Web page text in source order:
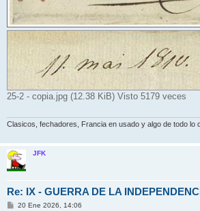
25-2 - copia.jpg (12.38 KiB) Visto 5179 veces
Clasicos, fechadores, Francia en usado y algo de todo lo
JFK
Re: IX - GUERRA DE LA
M20 Ene 2026, 14:06